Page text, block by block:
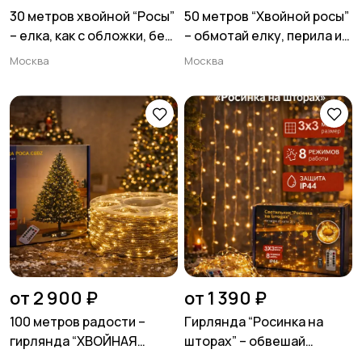
30 метров хвойной “Росы”
– елка, как с обложки, без
удара по кошельку 🌲✨
Москва
50 метров “Хвойной росы”
– обмотай елку, перила и
настроение тёплым
Москва
от 2 900 ₽
100 метров радости –
гирлянда “ХВОЙНАЯ
от 1 390 ₽
Гирлянда “Росинка на
шторах” – обвешай